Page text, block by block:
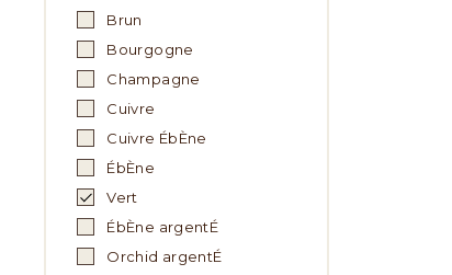
Brun
Bourgogne
Champagne
Cuivre
Cuivre ÉbÈne
ÉbÈne
Vert
ÉbÈne argentÉ
Orchid argentÉ